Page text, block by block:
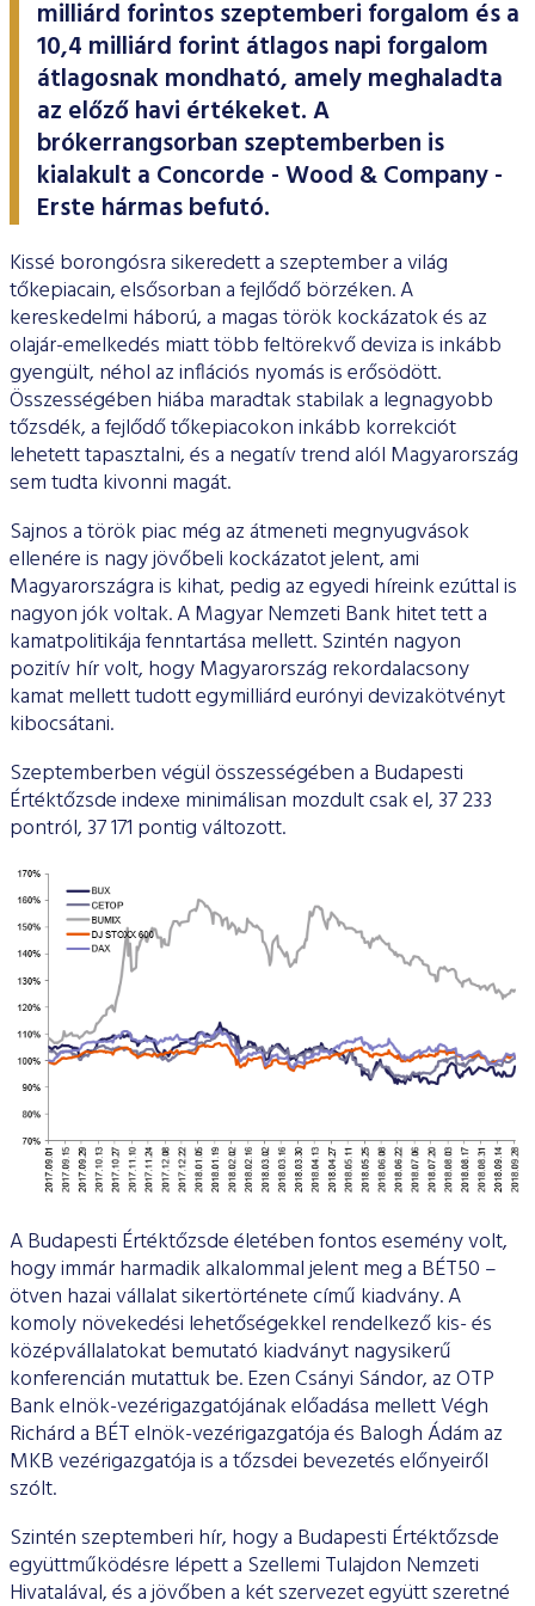
ESG Útmutató
milliárd forintos szeptemberi forgalom és a
10,4 milliárd forint átlagos napi forgalom
átlagosnak mondható, amely meghaladta
az előző havi értékeket. A
brókerrangsorban szeptemberben is
kialakult a Concorde - Wood & Company -
Erste hármas befutó.
Kissé borongósra sikeredett a szeptember a világ
tőkepiacain, elsősorban a fejlődő börzéken. A
kereskedelmi háború, a magas török kockázatok és az
olajár-emelkedés miatt több feltörekvő deviza is inkább
gyengült, néhol az inflációs nyomás is erősödött.
Összességében hiába maradtak stabilak a legnagyobb
tőzsdék, a fejlődő tőkepiacokon inkább korrekciót
lehetett tapasztalni, és a negatív trend alól Magyarország
sem tudta kivonni magát.
Sajnos a török piac még az átmeneti megnyugvások
ellenére is nagy jövőbeli kockázatot jelent, ami
Magyarországra is kihat, pedig az egyedi híreink ezúttal is
nagyon jók voltak. A Magyar Nemzeti Bank hitet tett a
kamatpolitikája fenntartása mellett. Szintén nagyon
pozitív hír volt, hogy Magyarország rekordalacsony
kamat mellett tudott egymilliárd eurónyi devizakötvényt
kibocsátani.
Szeptemberben végül összességében a Budapesti
Értéktőzsde indexe minimálisan mozdult csak el, 37 233
pontról, 37 171 pontig változott.
A Budapesti Értéktőzsde életében fontos esemény volt,
hogy immár harmadik alkalommal jelent meg a BÉT50 –
ötven hazai vállalat sikertörténete című kiadvány. A
komoly növekedési lehetőségekkel rendelkező kis- és
középvállalatokat bemutató kiadványt nagysikerű
konferencián mutattuk be. Ezen Csányi Sándor, az OTP
Bank elnök-vezérigazgatójának előadása mellett Végh
Richárd a BÉT elnök-vezérigazgatója és Balogh Ádám az
MKB vezérigazgatója is a tőzsdei bevezetés előnyeiről
szólt.
Szintén szeptemberi hír, hogy a Budapesti Értéktőzsde
együttműködésre lépett a Szellemi Tulajdon Nemzeti
Hivatalával, és a jövőben a két szervezet együtt szeretné